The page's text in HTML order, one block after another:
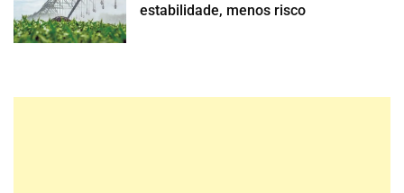
estabilidade, menos risco